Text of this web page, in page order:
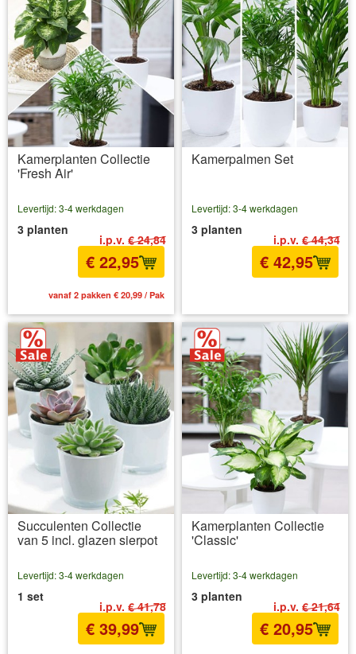
Kamerplanten Collectie
'Fresh Air'
i.p.v. € 24,84
Levertijd: 3-4 werkdagen
3 planten
€ 22,95
vanaf 2 pakken € 20,99 / Pak
Kamerpalmen Set
i.p.v. € 44,34
Levertijd: 3-4 werkdagen
3 planten
€ 42,95
Succulenten Collectie
van 5 incl. glazen sierpot
i.p.v. € 41,78
Levertijd: 3-4 werkdagen
1 set
€ 39,99
Kamerplanten Collectie
'Classic'
i.p.v. € 21,64
Levertijd: 3-4 werkdagen
3 planten
€ 20,95